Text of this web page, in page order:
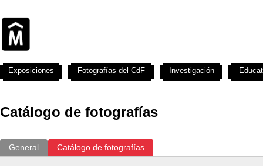
Catálogo de fotografías
General Catálogo de fotografías
Exposiciones Fotografías del CdF Investigación